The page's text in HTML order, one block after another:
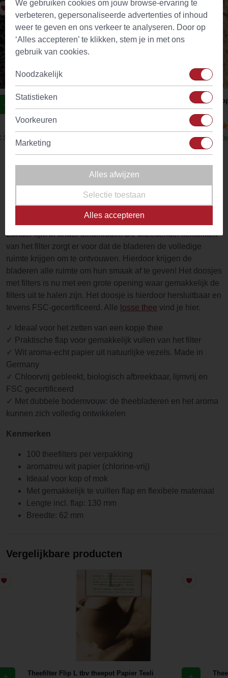
dergelijke
wel
gebeurt.
3,38
Elderflower Ginger Ayurvedische Thee
Op voorraad
€ 4,70
Teeli Theefilters worden gemaakt van abaca pulp. cellulose
en vezels voor true-flavor filter. De theefilters zijn chlorine-
vrij gebleekt en door de natuur natuurlijk afbreekbaar.
Zonder lijm of ander bindmiddel. De uitzettende. flexibiliteit
van het filter zorgt er voor dat de bladeren de volledige
ruimte krijgen om te ontvouwen. Hierdoor krijgen de
bladeren alle ruimte om hun smaak af te geven! Het doosjes
met filters is nu met een grote opening waar gemakkelijk de
filters uit te halen zijn. Het doosje is hierdoor hersluitbaar en
tevens FSC-gecertificeerd. Alle losse thee vind je hier.
✓ Ideaal voor het zetten van een kopje thee
✓ Praktische flap voor gemakkelijk vullen van het filter
✓ Wit aroma-echt papier uit natuurlijke vezels. Made in
Germany
✓ Chloorvrij gebleekt, biologisch afbreekbaar, lijmvrij en
FSC gecertificeerd
✓ Met dubbele bodemvouw: de theebladeren en het aroma
kunnen zich volledig ontwikkelen
Kenmerken
100 theefilters per verpakking
aromatreu wit papier (chlorine-vrij)
Ideaal voor kop of mok
Met gemakkelijk te vuillen flap en flexibele materiaal
Lengte incl. flap: 130 mm
Breedte: 62 mm
Vergelijkbare producten
Theefilter Flip L tbv theepot Papier Teeli
We gebruiken cookies om jouw browse-ervaring te
verbeteren, gepersonaliseerde advertenties of inhoud
weer te geven en ons verkeer te analyseren. Door op
‘Alles accepteren’ te klikken, stem je in met ons
gebruik van cookies.
Noodzakelijk
Statistieken
Voorkeuren
Marketing
Alles afwijzen
Selectie toestaan
Alles accepteren